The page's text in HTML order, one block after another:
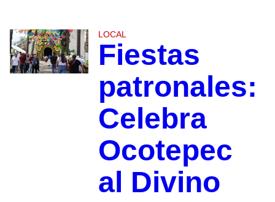
LOCAL
Fiestas
patronales:
Celebra
Ocotepec
al Divino